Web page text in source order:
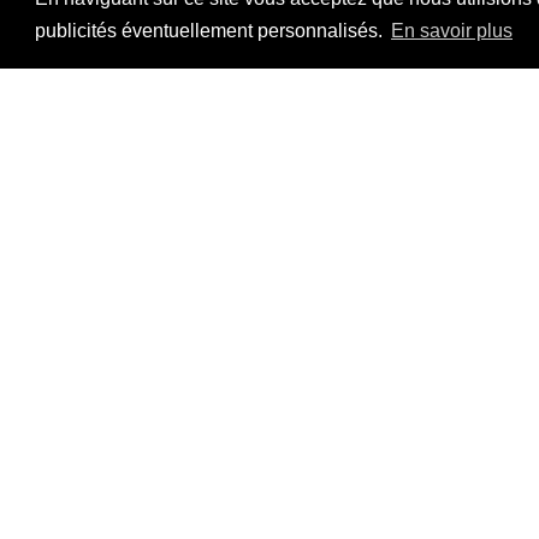
publicités éventuellement personnalisés. En savoir plus
Ouverte les mardis, mercredis, samedis,